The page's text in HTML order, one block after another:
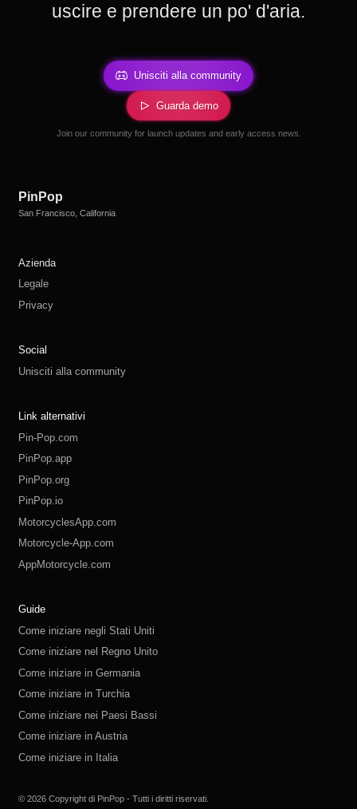
uscire e prendere un po' d'aria.
Unisciti alla community
Guarda demo
Join our community for launch updates and early access news.
PinPop
San Francisco, California
Azienda
Legale
Privacy
Social
Unisciti alla community
Link alternativi
Pin-Pop.com
PinPop.app
PinPop.org
PinPop.io
MotorcyclesApp.com
Motorcycle-App.com
AppMotorcycle.com
Guide
Come iniziare negli Stati Uniti
Come iniziare nel Regno Unito
Come iniziare in Germania
Come iniziare in Turchia
Come iniziare nei Paesi Bassi
Come iniziare in Austria
Come iniziare in Italia
© 2026 Copyright di PinPop - Tutti i diritti riservati.